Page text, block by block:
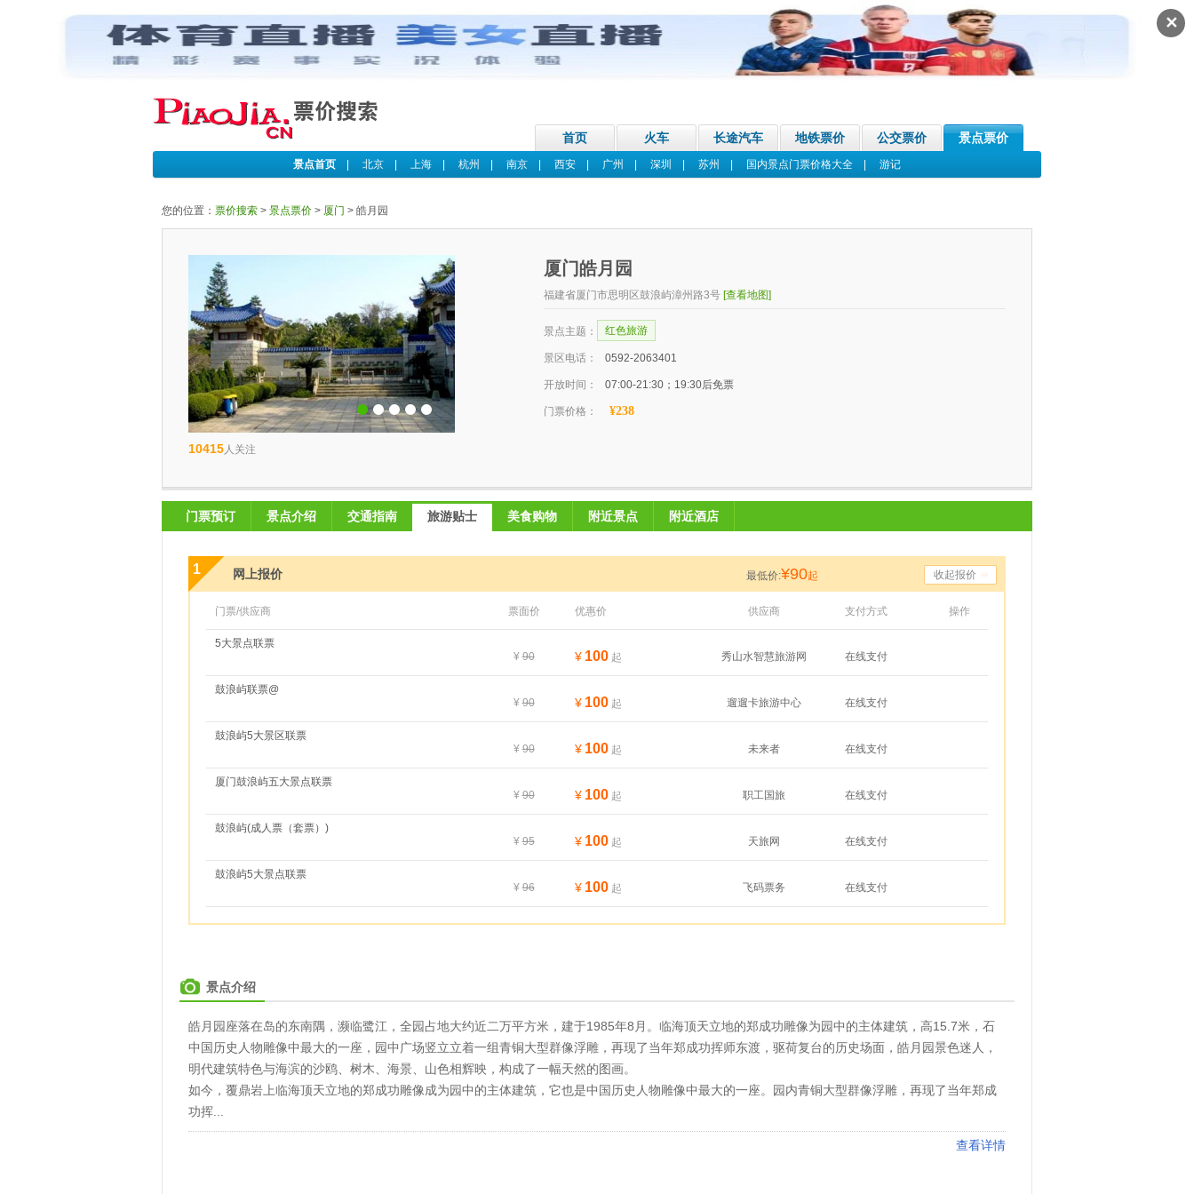
✕
首页 火车 长途汽车 地铁票价 公交票价 景点票价
景点首页 北京 上海 杭州 南京 西安 广州 深圳 苏州 国内景点门票价格大全 游记
您的位置： 票价搜索 > 景点票价 > 厦门 > 皓月园
10415人关注
厦门皓月园
福建省厦门市思明区鼓浪屿漳州路3号 [查看地图]
景点主题： 红色旅游
景区电话： 0592-2063401
开放时间： 07:00-21:30；19:30后免票
门票价格： ¥238
门票预订 景点介绍 交通指南 旅游贴士 美食购物 附近景点 附近酒店
1 网上报价 收起报价
最低价:¥90起
门票/供应商 票面价 优惠价 供应商 支付方式 操作
5大景点联票
¥ 90 ¥ 100 起 秀山水智慧旅游网 在线支付
鼓浪屿联票@
¥ 90 ¥ 100 起 遛遛卡旅游中心 在线支付
鼓浪屿5大景区联票
¥ 90 ¥ 100 起 未来者 在线支付
厦门鼓浪屿五大景点联票
¥ 90 ¥ 100 起 职工国旅 在线支付
鼓浪屿(成人票（套票）)
¥ 95 ¥ 100 起 天旅网 在线支付
鼓浪屿5大景点联票
¥ 96 ¥ 100 起 飞码票务 在线支付
景点介绍
皓月园座落在岛的东南隅，濒临鹭江，全园占地大约近二万平方米，建于1985年8月。临海顶天立地的郑成功雕像为园中的主体建筑，高15.7米，石
中国历史人物雕像中最大的一座，园中广场竖立立着一组青铜大型群像浮雕，再现了当年郑成功挥师东渡，驱荷复台的历史场面，皓月园景色迷人，
明代建筑特色与海滨的沙鸥、树木、海景、山色相辉映，构成了一幅天然的图画。
如今，覆鼎岩上临海顶天立地的郑成功雕像成为园中的主体建筑，它也是中国历史人物雕像中最大的一座。园内青铜大型群像浮雕，再现了当年郑成
功挥...
查看详情